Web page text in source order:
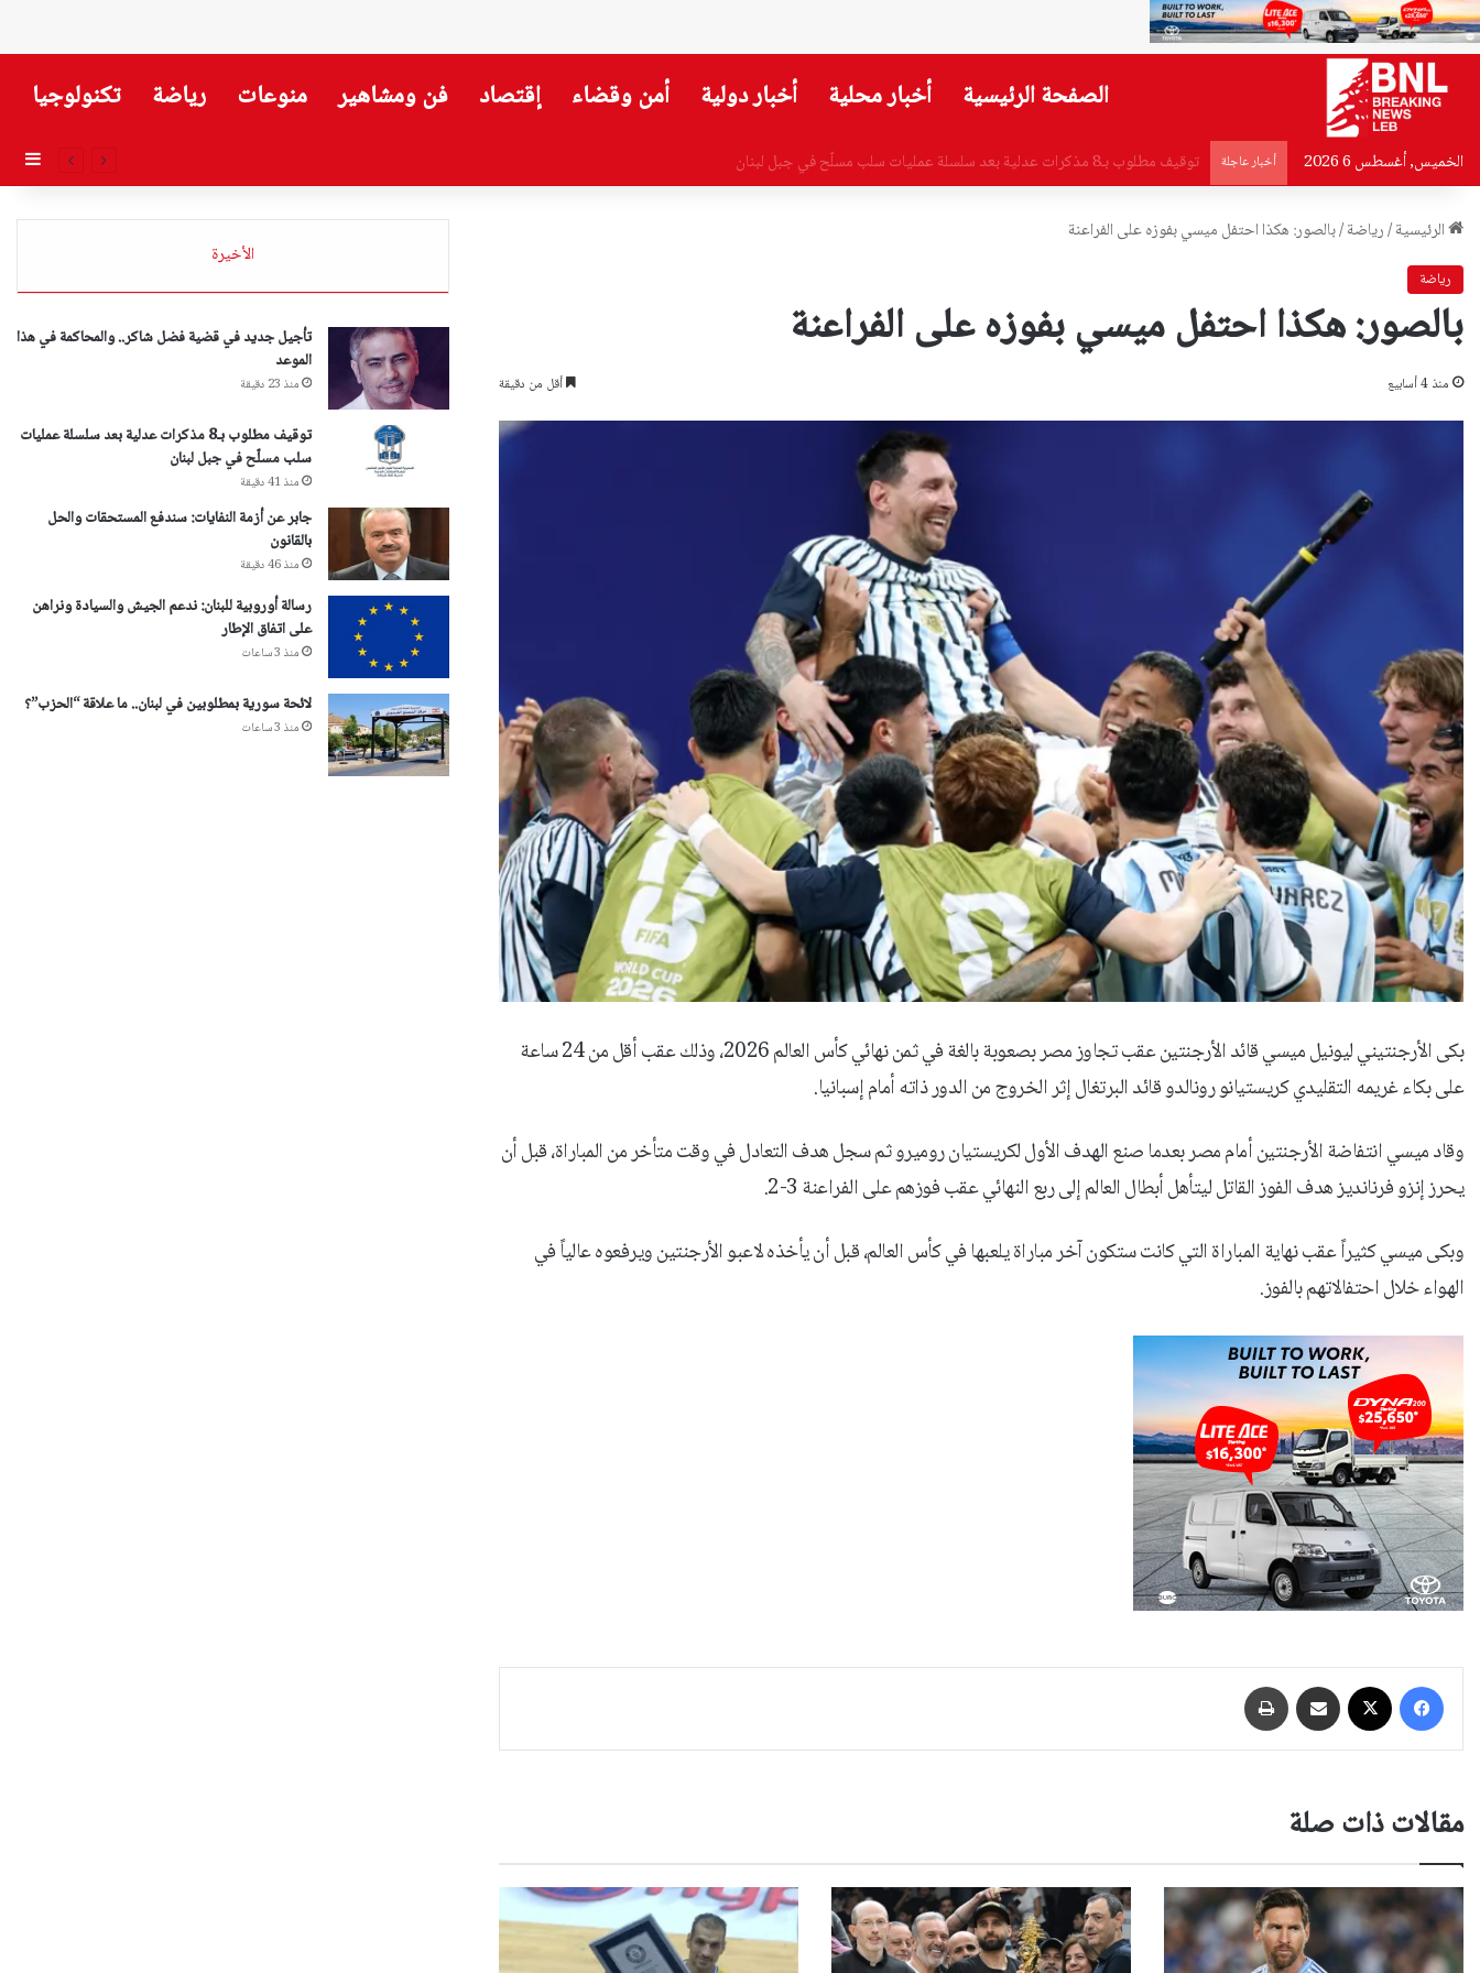
الصفحة الرئيسية أخبار محلية أخبار دولية أمن وقضاء إقتصاد فن ومشاهير منوعات رياضة تكنولوجيا
الخميس, أغسطس 6 2026 أخبار عاجلة جابر عن أزمة النفايات: سندفع المستحقات والحل بالقانون
الرئيسية/رياضة/بالصور: هكذا احتفل ميسي بفوزه على الفراعنة
رياضة
بالصور: هكذا احتفل ميسي بفوزه على الفراعنة
منذ 4 أسابيع أقل من دقيقة
بكى الأرجنتيني ليونيل ميسي قائد الأرجنتين عقب تجاوز مصر بصعوبة بالغة في ثمن نهائي كأس العالم 2026، وذلك عقب أقل من 24 ساعة
على بكاء غريمه التقليدي كريستيانو رونالدو قائد البرتغال إثر الخروج من الدور ذاته أمام إسبانيا.
وقاد ميسي انتفاضة الأرجنتين أمام مصر بعدما صنع الهدف الأول لكريستيان روميرو ثم سجل هدف التعادل في وقت متأخر من المباراة، قبل أن
يحرز إنزو فرنانديز هدف الفوز القاتل ليتأهل أبطال العالم إلى ربع النهائي عقب فوزهم على الفراعنة 3-2.
وبكى ميسي كثيراً عقب نهاية المباراة التي كانت ستكون آخر مباراة يلعبها في كأس العالم، قبل أن يأخذه لاعبو الأرجنتين ويرفعوه عالياً في
الهواء خلال احتفالاتهم بالفوز.
فيسبوك مشاركة عبر البريد
مقالات ذات صلة
الأخيرة
تأجيل جديد في قضية فضل شاكر.. والمحاكمة في هذا
الموعد
منذ 23 دقيقة
توقيف مطلوب بـ8 مذكرات عدلية بعد سلسلة عمليات
سلب مسلّح في جبل لبنان
منذ 41 دقيقة
جابر عن أزمة النفايات: سندفع المستحقات والحل
بالقانون
منذ 46 دقيقة
رسالة أوروبية للبنان: ندعم الجيش والسيادة ونراهن
على اتفاق الإطار
منذ 3 ساعات
لائحة سورية بمطلوبين في لبنان.. ما علاقة “الحزب”؟
منذ 3 ساعات